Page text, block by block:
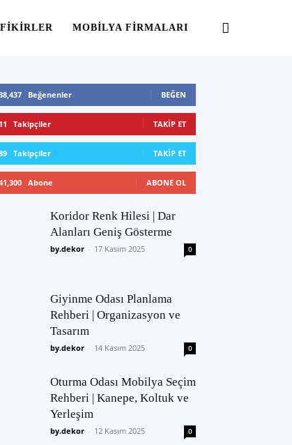
MOBILYA FIRMALARI
Beğenenler BEĞEN
11 Takipçiler TAKIP ET
Takipçiler TAKIP ET
Abone ABONE OL
Koridor Renk Hilesi | Dar
Alanları Geniş Gösterme
by.dekor - 17 Kasım 2025 0
Giyinme Odası Planlama
Rehberi | Organizasyon ve
Tasarım
by.dekor - 14 Kasım 2025 0
Oturma Odası Mobilya Seçim
Rehberi | Kanepe, Koltuk ve
Yerleşim
by.dekor - 12 Kasım 2025 0